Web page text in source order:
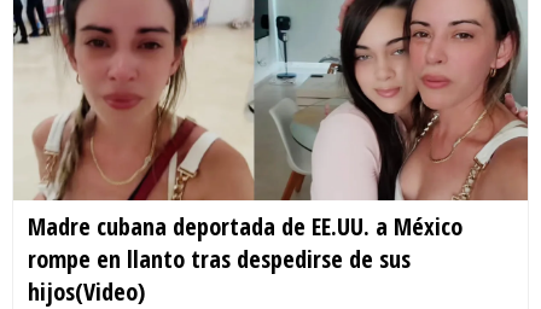
Madre cubana deportada de EE.UU. a México
rompe en llanto tras despedirse de sus
hijos(Video)